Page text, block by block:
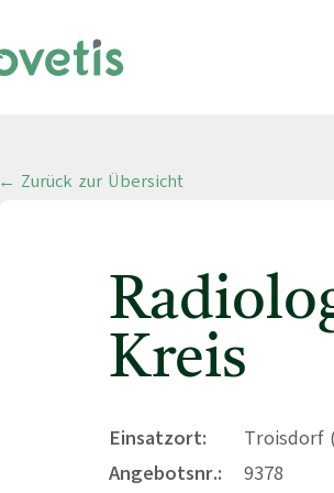
← Zurück zur Übersicht
Kreis
Einsatzort:
Troisdorf
Angebotsnr.:
9378